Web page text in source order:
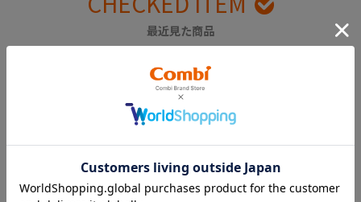
最近見た商品
グショック ＧＣ